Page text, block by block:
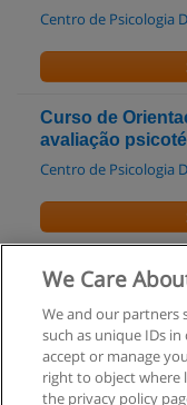
Centro de Psicologia
Curso de
avaliação
Centro de Psicologia
Curso de Gestor
We Care
We and our partners
such as unique IDs
accept or manage
right to object where
the privacy policy